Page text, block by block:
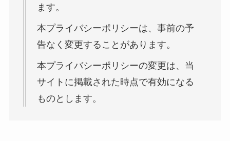
ます。
本プライバシーポリシーは、事前の予
告なく変更することがあります。
本プライバシーポリシーの変更は、当
サイトに掲載された時点で有効になる
ものとします。